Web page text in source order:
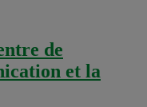
de
et la